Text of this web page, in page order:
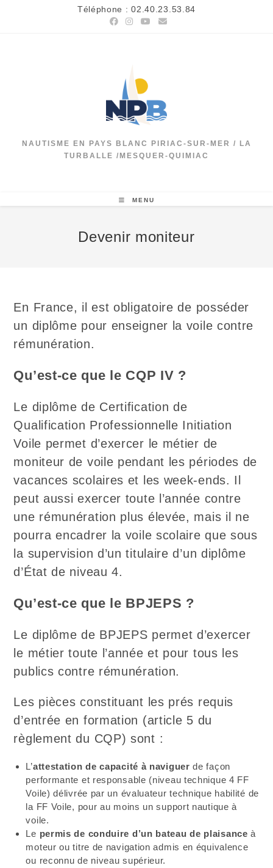
Téléphone : 02.40.23.53.84
NAUTISME EN PAYS BLANC PIRIAC-SUR-MER / LA
TURBALLE /MESQUER-QUIMIAC
MENU
Devenir moniteur
En France, il est obligatoire de posséder
un diplôme pour enseigner la voile contre
rémunération.
Qu’est-ce que le CQP IV ?
Le diplôme de Certification de
Qualification Professionnelle Initiation
Voile permet d’exercer le métier de
moniteur de voile pendant les périodes de
vacances scolaires et les week-ends. Il
peut aussi exercer toute l’année contre
une rémunération plus élevée, mais il ne
pourra encadrer la voile scolaire que sous
la supervision d’un titulaire d’un diplôme
d’État de niveau 4.
Qu’est-ce que le BPJEPS ?
Le diplôme de BPJEPS permet d’exercer
le métier toute l’année et pour tous les
publics contre rémunération.
Les pièces constituant les prés requis
d’entrée en formation (article 5 du
règlement du CQP) sont :
L’attestation de capacité à naviguer de façon
performante et responsable (niveau technique 4 FF
Voile) délivrée par un évaluateur technique habilité de
la FF Voile, pour au moins un support nautique à
voile.
Le permis de conduire d’un bateau de plaisance à
moteur ou titre de navigation admis en équivalence
ou reconnu de niveau supérieur.